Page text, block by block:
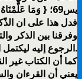
{وَمَا عَلَّمْنَاهُ الشِّعْرَ وَمَا يَنبَغِي لَهُ إِنْ هُوَ إِلَّا ذِكْرٌ وَقُرْآنٌ مُّبِينٌ } يس69؛
فدل هذا على ان
وفرقنا بين الذكر
الرجوع إليه ليكتمل البيان في ذهن القارئ.
كما أن الكتاب غير
يعني أن القرءان